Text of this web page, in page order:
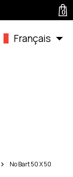
Français
No Bart 50 X 50
0